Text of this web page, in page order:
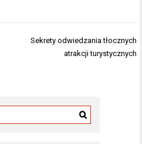
Sekrety odwiedzania tłocznych
atrakcji turystycznych